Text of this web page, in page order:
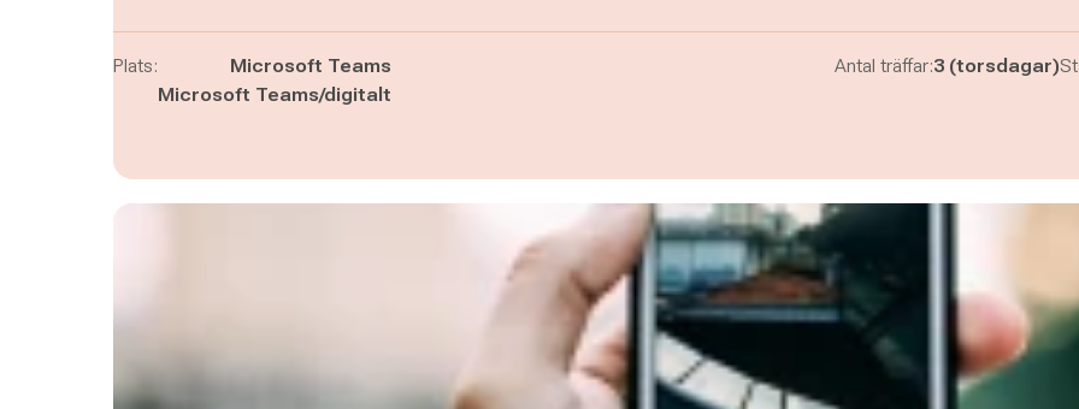
Plats:
Microsoft Teams
Microsoft Teams/digitalt
Antal träffar:3 (torsdagar)